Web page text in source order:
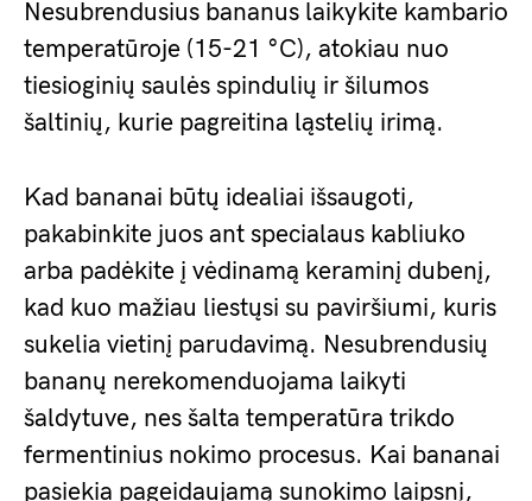
Nesubrendusius bananus laikykite kambario
temperatūroje (15-21 °C), atokiau nuo
tiesioginių saulės spindulių ir šilumos
šaltinių, kurie pagreitina ląstelių irimą.
Kad bananai būtų idealiai išsaugoti,
pakabinkite juos ant specialaus kabliuko
arba padėkite į vėdinamą keraminį dubenį,
kad kuo mažiau liestųsi su paviršiumi, kuris
sukelia vietinį parudavimą. Nesubrendusių
bananų nerekomenduojama laikyti
šaldytuve, nes šalta temperatūra trikdo
fermentinius nokimo procesus. Kai bananai
pasiekia pageidaujamą sunokimo laipsnį,